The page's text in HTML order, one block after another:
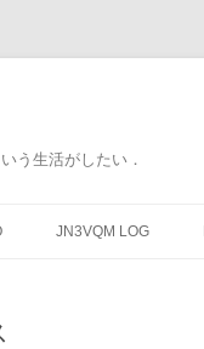
う生活がしたい．
JN3VQM LOG